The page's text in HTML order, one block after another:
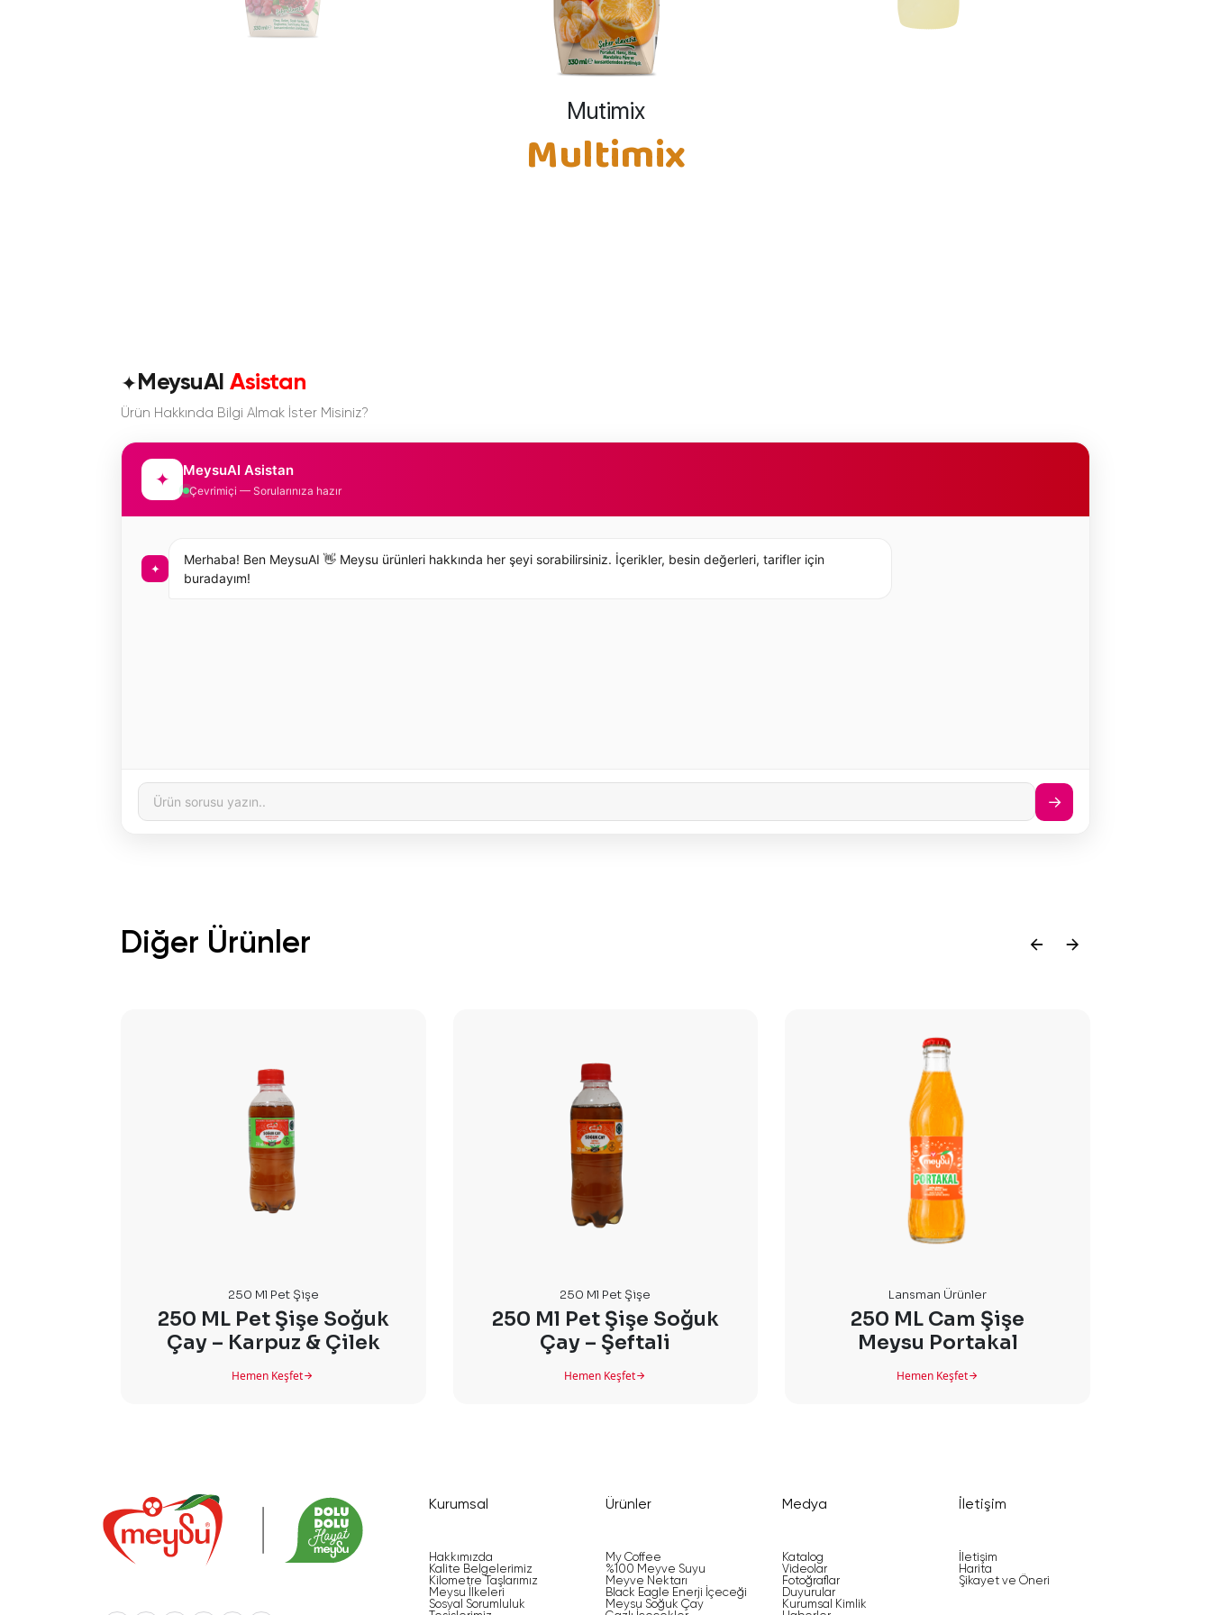
Mutimix
Multimix
✦MeysuAI Asistan
Ürün Hakkında Bilgi Almak İster Misiniz?
✦ MeysuAI Asistan
Çevrimiçi — Sorularınıza hazır
✦
Merhaba! Ben MeysuAI 👋 Meysu ürünleri hakkında her şeyi sorabilirsiniz. İçerikler, besin değerleri, tarifler için
buradayım!
→
Diğer Ürünler
250 Ml Pet Şişe
250 ML Pet Şişe Soğuk
Çay – Karpuz & Çilek
Hemen Keşfet
250 Ml Pet Şişe
250 Ml Pet Şişe Soğuk
Çay – Şeftali
Hemen Keşfet
Lansman Ürünler
250 ML Cam Şişe
Meysu Portakal
Hemen Keşfet
Kurumsal
Hakkımızda
Kalite Belgelerimiz
Kilometre Taşlarımız
Meysu İlkeleri
Sosyal Sorumluluk
Ürünler
My Coffee
%100 Meyve Suyu
Meyve Nektarı
Black Eagle Enerji İçeceği
Meysu Soğuk Çay
Medya
Katalog
Videolar
Fotoğraflar
Duyurular
Kurumsal Kimlik
İletişim
İletişim
Harita
Şikayet ve Öneri